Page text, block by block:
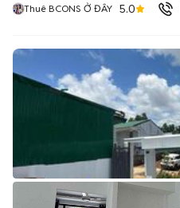
Thuê BCONS Ở ĐÂY 5.0